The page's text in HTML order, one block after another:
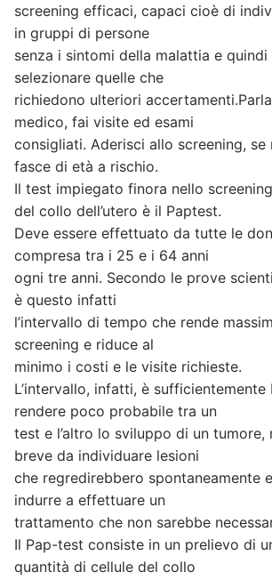
screening efficaci, capaci cioè di
in gruppi di persone
senza i sintomi della malattia e
selezionare quelle che
richiedono ulteriori
medico, fai visite ed esami
consigliati. Aderisci allo screening, se
fasce di età a rischio.
Il test impiegato finora nello
del collo dell’utero è il Paptest.
Deve essere effettuato da tutte le
compresa tra i 25 e i 64 anni
ogni tre anni. Secondo le prove
è questo infatti
l’intervallo di tempo che rende
screening e riduce al
minimo i costi e le visite richieste.
L’intervallo, infatti, è sufficientemente
rendere poco probabile tra un
test e l’altro lo sviluppo di un tumore,
breve da individuare lesioni
che regredirebbero spontaneamente
indurre a effettuare un
trattamento che non sarebbe
Il Pap-test consiste in un prelievo di
quantità di cellule del collo